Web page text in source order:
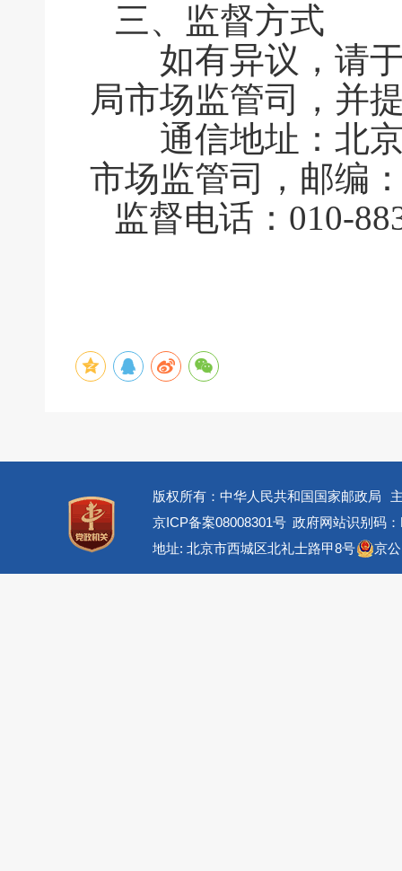
三、监督方式
如有异议，请于
局市场监管司，并
通信地址：北京
市场监管司，邮编
监督电话：010-
版权所有：中华人民共和国国家邮政局
京ICP备案08008301号 政府网站识别码
地址: 北京市西城区北礼士路甲8号
京